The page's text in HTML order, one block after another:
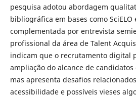
pesquisa adotou abordagem
bibliográfica em bases como SciELO
complementada por entrevista
profissional da área de Talent
indicam que o recrutamento digital
ampliação do alcance de candidatos
mas apresenta desafios
acessibilidade e possíveis vieses